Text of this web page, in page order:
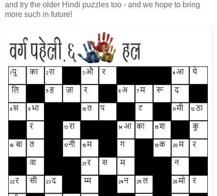
and try the older Hindi puzzles too - and we hope to bring
more such in future!